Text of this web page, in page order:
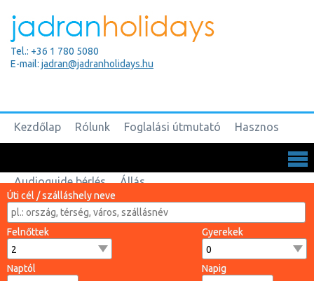
Tel.: +36 1 780 5080
E-mail: jadran@jadranholidays.hu
Kezdőlap Rólunk Foglalási útmutató Hasznos
Audioguide bérlés Állás
Úti cél / szálláshely neve
Felnőttek Gyerekek
Naptól Napig